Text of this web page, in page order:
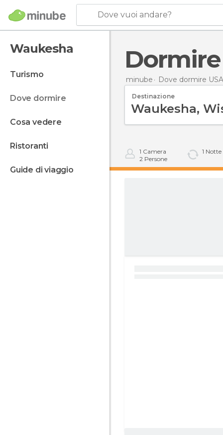
Dove vuoi andare?
Waukesha
turismo
dove dormire
cosa vedere
ristoranti
guide di viaggio
minube Dove dormire USA
Destinazione
1 Camera
2 Persone
1 Notte